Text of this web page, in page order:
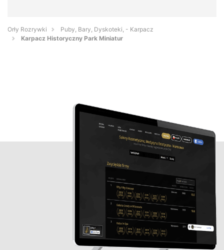
Orły Rozrywki
Puby, Bary, Dyskoteki, - Karpacz
Karpacz Historyczny Park Miniatur